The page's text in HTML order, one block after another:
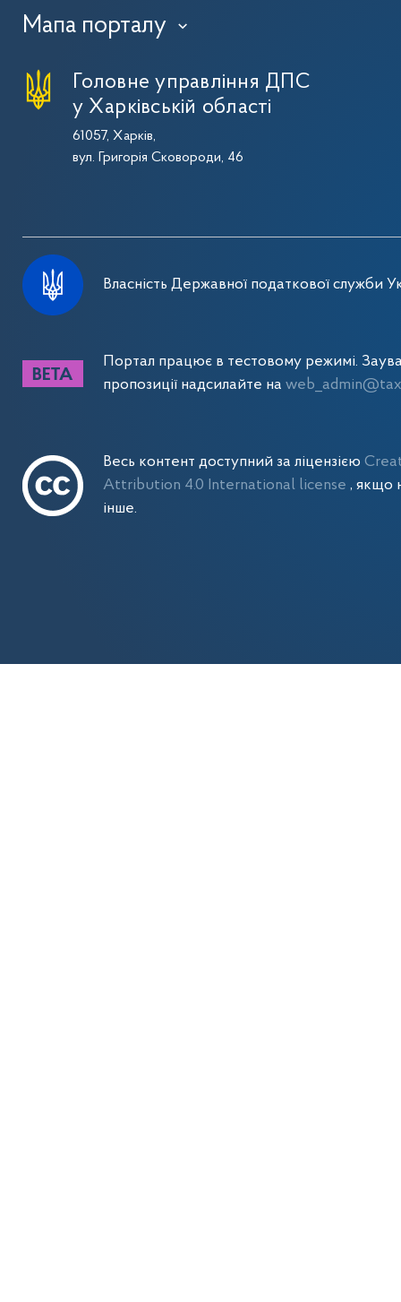
Мапа порталу ›
Головне управління ДПС
у Харківській області
61057, Харків,
вул. Григорія Сковороди, 46
Власність Державної податкової служби
Портал працює в тестовому режимі.
пропозиції надсилайте на
Весь контент доступний за ліцензією
Attribution 4.0 International license , якщо
інше.